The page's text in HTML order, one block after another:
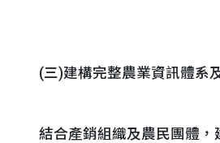
(三)建構完整農業資訊體系
結合產銷組織及農民團體，